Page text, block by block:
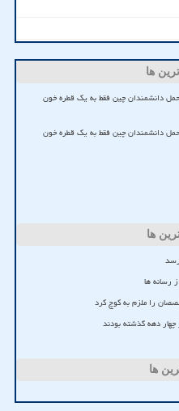
ها
دستگاه قابل حمل دانشمندان چین فقط به یک قطره خون
دستگاه قابل حمل دانشمندان چین فقط به یک قطره خون
ها
رسانه ها
را ملزم به کوچ کرد
دهه گذشته بودند
ها